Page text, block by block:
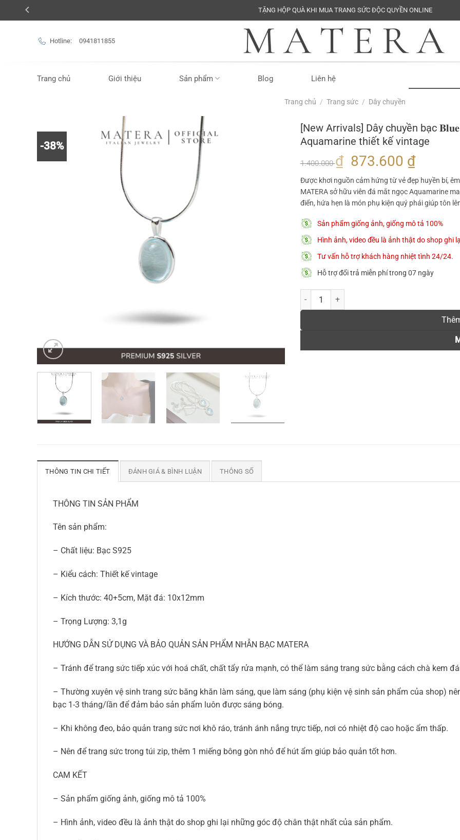
qua
TẶNG HỘP QUÀ KHI MUA TRANG SỨC ĐỘC QUYỀN ONLINE
Hotline: 0941811855
Trang chủ Giới thiệu Sản phẩm Blog Liên hệ
Trang chủ / Trang sức / Dây chuyền
-38%
[New Arrivals] Dây chuyền bạc
Aquamarine thiết kế vintage
1.400.000₫ Giá
gốc
là:
1.400.000 ₫.
873.600 ₫Giá
hiện
tại
là:
Được khơi nguồn cảm hứng từ vẻ đẹp huyền bí,
MATERA sở hữu viên đá mắt ngọc Aquamarine
điển, hứa hẹn là món phụ kiện quý phái giúp tôn
Sản phẩm giống ảnh, giống mô tả 100%
Hình ảnh, video đều là ảnh thật do shop ghi
Tư vấn hỗ trợ khách hàng nhiệt tình 24/24.
Hỗ trợ đổi trả miễn phí trong 07 ngày
[New Arrivals] Dây chuyền bạc 𝐁𝐥𝐮𝐞 𝐖𝐚𝐭𝐞𝐫𝐬
THÔNG TIN CHI TIẾT ĐÁNH GIÁ & BÌNH LUẬN THÔNG SỐ
THÔNG TIN SẢN PHẨM
Tên sản phẩm:
– Chất liệu: Bạc S925
– Kiểu cách: Thiết kế vintage
– Kích thước: 40+5cm, Mặt đá: 10x12mm
– Trọng Lượng: 3,1g
HƯỚNG DẪN SỬ DỤNG VÀ BẢO QUẢN SẢN PHẨM NHẪN BẠC MATERA
– Tránh để trang sức tiếp xúc với hoá chất, chất tẩy rửa mạnh, có thể làm sáng trang sức bằng cách chà kem
– Thường xuyên vệ sinh trang sức băng khăn làm sáng, que làm sáng (phụ kiện vệ sinh sản phẩm của shop)
bạc 1-3 tháng/lần để đảm bảo sản phẩm luôn được sáng bóng.
– Khi không đeo, bảo quản trang sức nơi khô ráo, tránh ánh nắng trực tiếp, nơi có nhiệt độ cao hoặc ẩm thấp.
– Nên để trang sức trong túi zip, thêm 1 miếng bông gòn nhỏ để hút ẩm giúp bảo quản tốt hơn.
CAM KẾT
– Sản phẩm giống ảnh, giống mô tả 100%
– Hình ảnh, video đều là ảnh thật do shop ghi lại những góc độ chân thật nhất của sản phẩm.